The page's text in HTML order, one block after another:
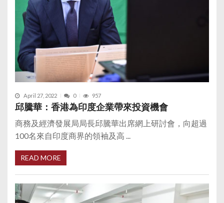
April 27, 2022 0 957
邱騰華：香港為印度企業帶來投資機會
商務及經濟發展局局長邱騰華出席網上研討會，向超過
100名來自印度商界的領袖及高 ...
READ MORE